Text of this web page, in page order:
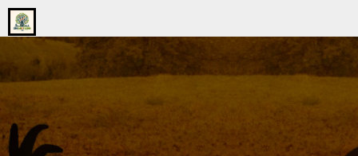
Go
to
home
page
onsgrotegezin.nl